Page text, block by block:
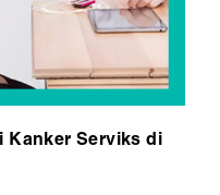
Kanker Serviks di